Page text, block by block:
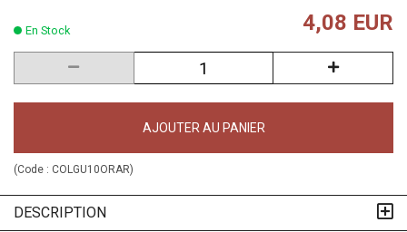
En Stock 4,08 EUR
AJOUTER AU PANIER
(Code : COLGU10ORAR)
DESCRIPTION